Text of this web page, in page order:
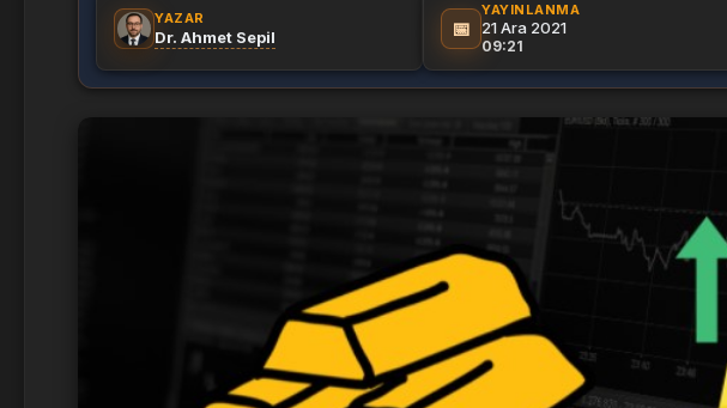
YAZAR
Dr. Ahmet Sepil 📅
YAYINLANMA
21 Ara 2021
09:21